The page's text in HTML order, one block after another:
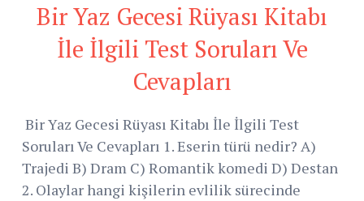
Bir Yaz Gecesi Rüyası Kitabı
İle İlgili Test Soruları Ve
Cevapları
Bir Yaz Gecesi Rüyası Kitabı İle İlgili Test
Soruları Ve Cevapları 1. Eserin türü nedir? A)
Trajedi B) Dram C) Romantik komedi D) Destan
2. Olaylar hangi kişilerin evlilik sürecinde